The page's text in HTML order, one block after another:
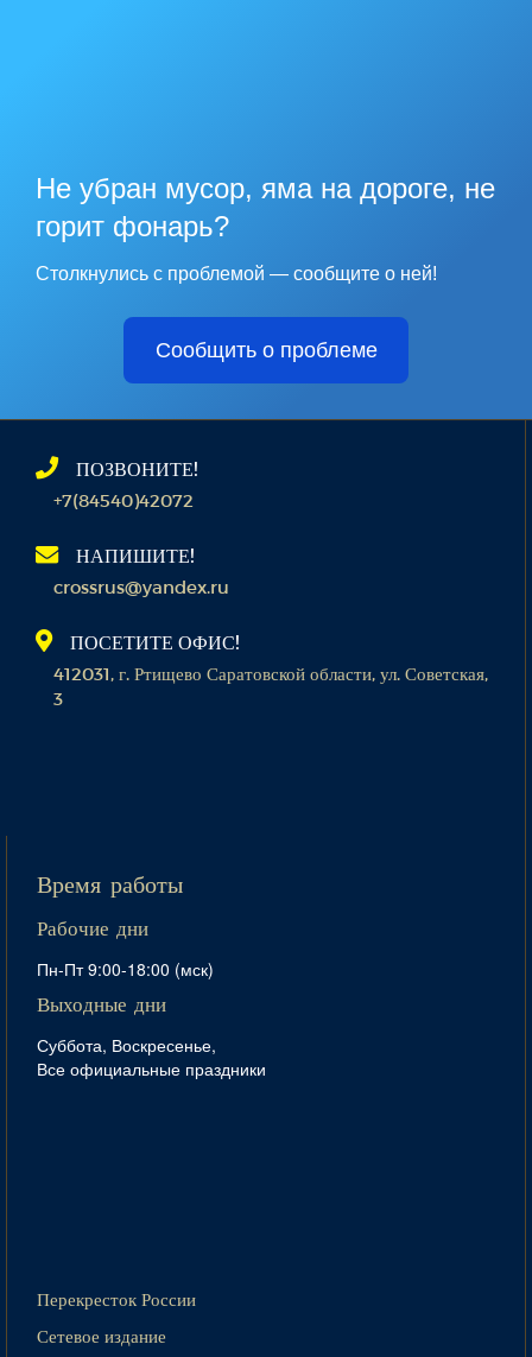
Не убран мусор, яма на дороге, не
горит фонарь?
Столкнулись с проблемой — сообщите о ней!
Сообщить о проблеме
ПОЗВОНИТЕ!
+7(84540)42072
НАПИШИТЕ!
crossrus@yandex.ru
ПОСЕТИТЕ ОФИС!
412031, г. Ртищево Саратовской области, ул. Советская,
3
Время работы
Рабочие дни
Пн-Пт 9:00-18:00 (мск)
Выходные дни
Суббота, Воскресенье,
Все официальные праздники
Перекресток России
Сетевое издание